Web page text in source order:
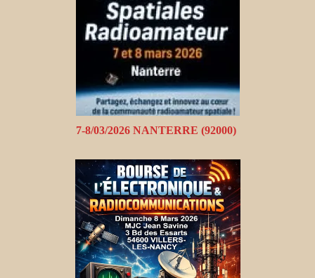
7-8/03/2026 NANTERRE (92000)